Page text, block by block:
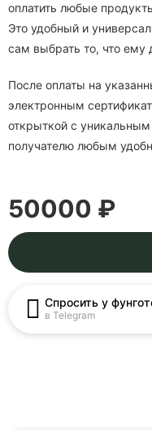
оплатить любые
Это удобный и
сам выбрать то, что ему
После оплаты на
электронным
открыткой с
получателю любым
50000 ₽
Спросить у
в Telegram